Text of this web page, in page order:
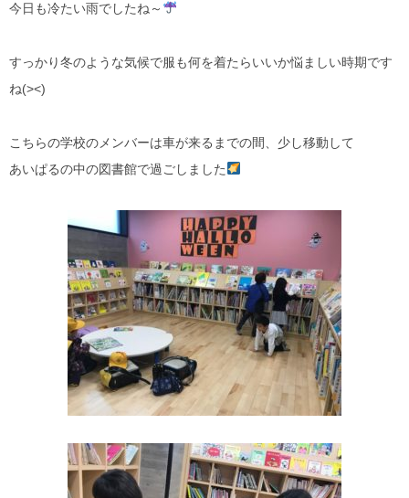
今日も冷たい雨でしたね～
すっかり冬のような気候で服も何を着たらいいか悩ましい時期です
ね(><)
こちらの学校のメンバーは車が来るまでの間、少し移動して
あいぱるの中の図書館で過ごしました